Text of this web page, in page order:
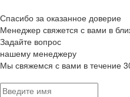
Спасибо за оказанное доверие
Менеджер свяжется с вами в
Задайте вопрос
нашему менеджеру
Мы свяжемся с вами в течение